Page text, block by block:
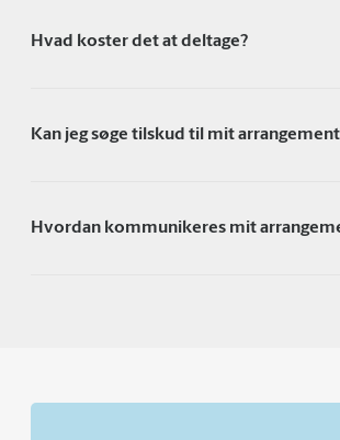
Hvad koster det at deltage?
Kan jeg søge tilskud til mit
Hvordan kommunikeres mit